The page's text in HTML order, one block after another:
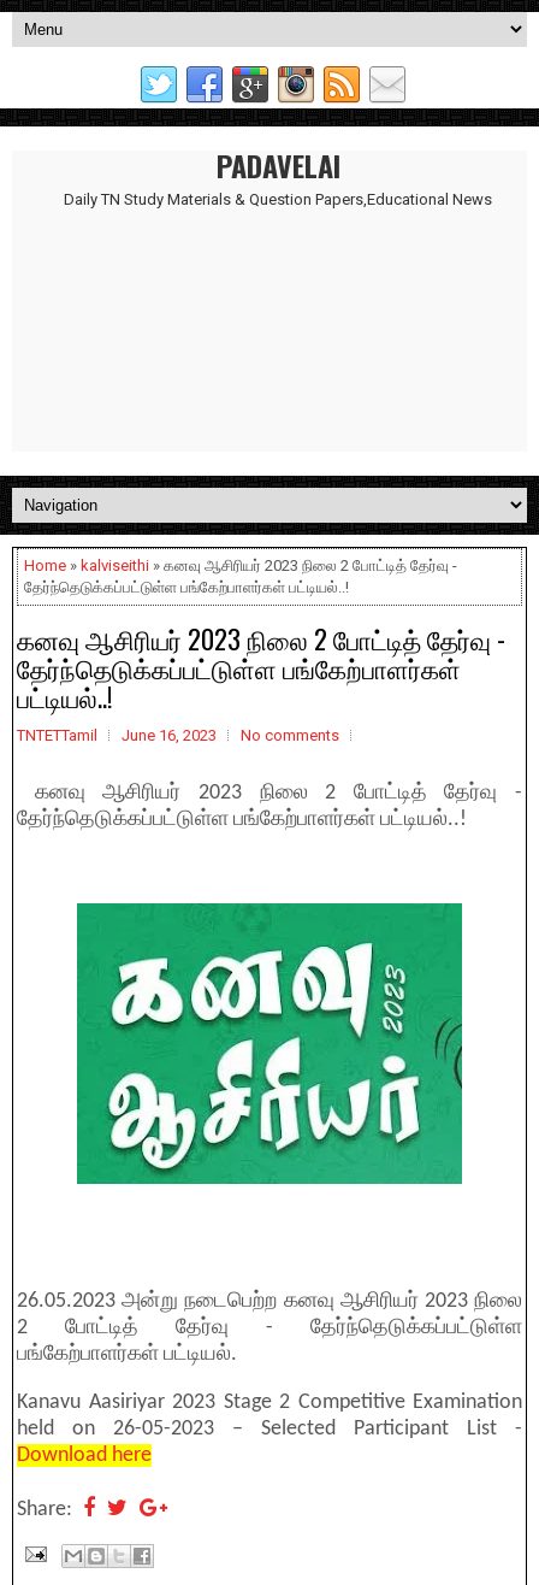
PADAVELAI
Daily TN Study Materials & Question Papers,Educational News
Home » kalviseithi » கனவு ஆசிரியர் 2023 நிலை 2 போட்டித் தேர்வு -
தேர்ந்தெடுக்கப்பட்டுள்ள பங்கேற்பாளர்கள் பட்டியல்..!
கனவு ஆசிரியர் 2023 நிலை 2 போட்டித் தேர்வு -
தேர்ந்தெடுக்கப்பட்டுள்ள பங்கேற்பாளர்கள்
பட்டியல்..!
TNTETTamil June 16, 2023 No comments
கனவு ஆசிரியர் 2023 நிலை 2 போட்டித் தேர்வு -
தேர்ந்தெடுக்கப்பட்டுள்ள பங்கேற்பாளர்கள் பட்டியல்..!
26.05.2023 அன்று நடைபெற்ற கனவு ஆசிரியர் 2023 நிலை
2 போட்டித் தேர்வு - தேர்ந்தெடுக்கப்பட்டுள்ள
பங்கேற்பாளர்கள் பட்டியல்.
Kanavu Aasiriyar 2023 Stage 2 Competitive Examination
held on 26-05-2023 – Selected Participant List -
Download here
Share: